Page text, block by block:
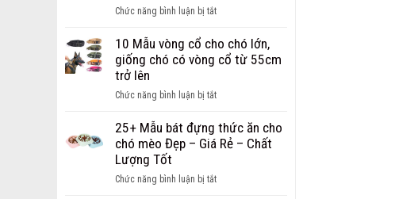
cho
Hot
nhất
nay
cửa
thú
cưng
cho
bạn
khởi
nghiệp
Chức năng bình luận bị tắtở
Mẫu
dây
xích
cho
chó
được
10 Mẫu vòng cổ cho chó lớn,
giống chó có vòng cổ từ 55cm
trở lên
Chức năng bình luận bị tắtở
Mẫu
vòng
chó
25+ Mẫu bát đựng thức ăn cho
chó mèo Đẹp – Giá Rẻ – Chất
Lượng Tốt
Chức năng bình luận bị tắtở